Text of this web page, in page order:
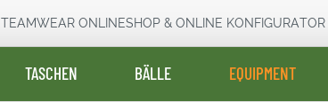
TEAMWEAR ONLINESHOP & ONLINE KONFIGURATOR
TASCHEN BÄLLE EQUIPMENT